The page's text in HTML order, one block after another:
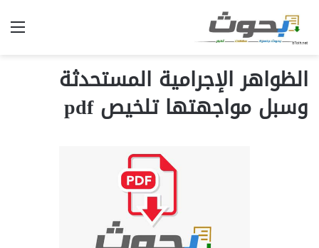
الظواهر الإجرامية المستحدثة
وسبل مواجهتها تلخيص pdf